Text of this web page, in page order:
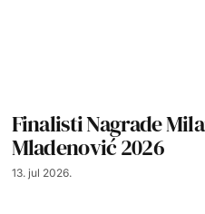
Finalisti Nagrade
Mladenović 2026
13. jul 2026.